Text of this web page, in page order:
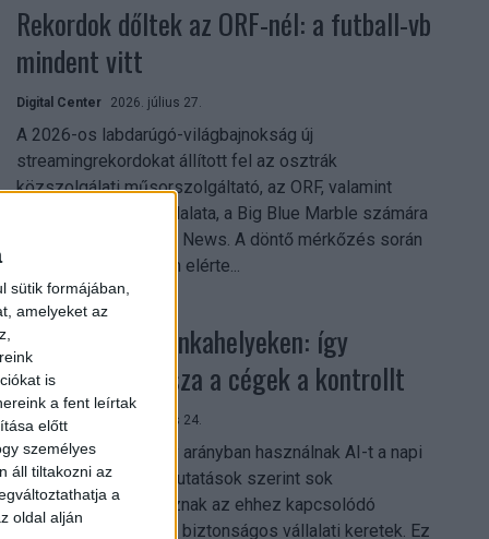
sütik formájában,
amelyeket az
is
a fent leírtak
előtt
személyes
áll tiltakozni az
a
oldal alján
Rekordok dőltek az ORF-nél: a futball-vb
mindent vitt
Digital Center 2026. július 27.
A 2026-os labdarúgó-világbajnokság új
streamingrekordokat állított fel az osztrák
közszolgálati műsorszolgáltató, az ORF, valamint
technológiai leányvállalata, a Big Blue Marble számára
– írja a Broadband TV News. A döntő mérkőzés során
az átlagos nézőszám elérte...
Shadow AI a munkahelyeken: így
szerezhetik vissza a cégek a kontrollt
Digital Center 2026. július 24.
A munkavállalók nagy arányban használnak AI-t a napi
munkában, ám friss kutatások szerint sok
szervezetnél hiányoznak az ehhez kapcsolódó
világos irányelvek és biztonságos vállalati keretek. Ez